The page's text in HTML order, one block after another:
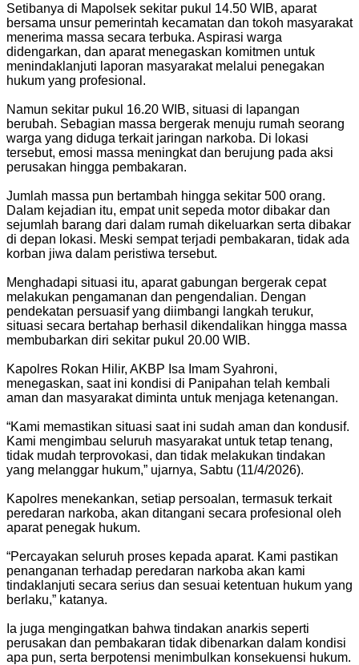
Setibanya di Mapolsek sekitar pukul 14.50 WIB, aparat
bersama unsur pemerintah kecamatan dan tokoh masyarakat
menerima massa secara terbuka. Aspirasi warga
didengarkan, dan aparat menegaskan komitmen untuk
menindaklanjuti laporan masyarakat melalui penegakan
hukum yang profesional.
Namun sekitar pukul 16.20 WIB, situasi di lapangan
berubah. Sebagian massa bergerak menuju rumah seorang
warga yang diduga terkait jaringan narkoba. Di lokasi
tersebut, emosi massa meningkat dan berujung pada aksi
perusakan hingga pembakaran.
Jumlah massa pun bertambah hingga sekitar 500 orang.
Dalam kejadian itu, empat unit sepeda motor dibakar dan
sejumlah barang dari dalam rumah dikeluarkan serta dibakar
di depan lokasi. Meski sempat terjadi pembakaran, tidak ada
korban jiwa dalam peristiwa tersebut.
Menghadapi situasi itu, aparat gabungan bergerak cepat
melakukan pengamanan dan pengendalian. Dengan
pendekatan persuasif yang diimbangi langkah terukur,
situasi secara bertahap berhasil dikendalikan hingga massa
membubarkan diri sekitar pukul 20.00 WIB.
Kapolres Rokan Hilir, AKBP Isa Imam Syahroni,
menegaskan, saat ini kondisi di Panipahan telah kembali
aman dan masyarakat diminta untuk menjaga ketenangan.
“Kami memastikan situasi saat ini sudah aman dan kondusif.
Kami mengimbau seluruh masyarakat untuk tetap tenang,
tidak mudah terprovokasi, dan tidak melakukan tindakan
yang melanggar hukum,” ujarnya, Sabtu (11/4/2026).
Kapolres menekankan, setiap persoalan, termasuk terkait
peredaran narkoba, akan ditangani secara profesional oleh
aparat penegak hukum.
“Percayakan seluruh proses kepada aparat. Kami pastikan
penanganan terhadap peredaran narkoba akan kami
tindaklanjuti secara serius dan sesuai ketentuan hukum yang
berlaku,” katanya.
Ia juga mengingatkan bahwa tindakan anarkis seperti
perusakan dan pembakaran tidak dibenarkan dalam kondisi
apa pun, serta berpotensi menimbulkan konsekuensi hukum.